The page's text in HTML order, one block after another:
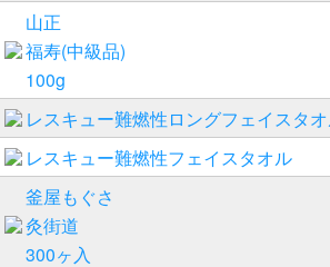
山正
福寿(中級品)
100g
レスキュー難燃性ロングフェイスタ
レスキュー難燃性フェイスタオル
釜屋もぐさ
灸街道
300ヶ入